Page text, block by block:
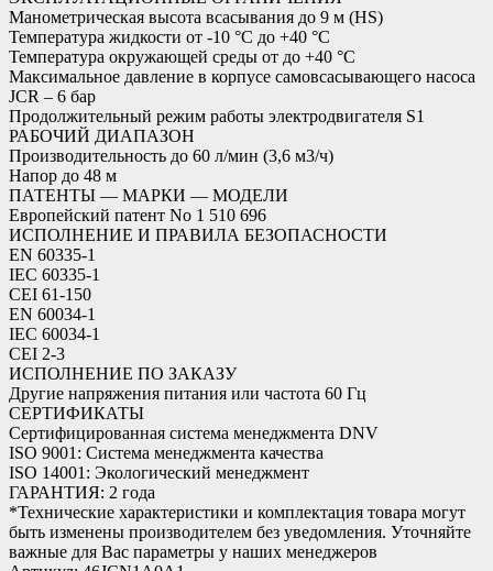
Манометрическая высота всасывания до 9 м (HS)
Температура жидкости от -10 °C до +40 °C
Температура окружающей среды от до +40 °C
Максимальное давление в корпусе самовсасывающего насоса
JCR – 6 бар
Продолжительный режим работы электродвигателя S1
РАБОЧИЙ ДИАПАЗОН
Производительность до 60 л/мин (3,6 м3/ч)
Напор до 48 м
ПАТЕНТЫ — МАРКИ — МОДЕЛИ
Европейский патент No 1 510 696
ИСПОЛНЕНИЕ И ПРАВИЛА БЕЗОПАСНОСТИ
EN 60335-1
IEC 60335-1
CEI 61-150
EN 60034-1
IEC 60034-1
CEI 2-3
ИСПОЛНЕНИЕ ПО ЗАКАЗУ
Другие напряжения питания или частота 60 Гц
СЕРТИФИКАТЫ
Сертифицированная система менеджмента DNV
ISO 9001: Система менеджмента качества
ISO 14001: Экологический менеджмент
ГАРАНТИЯ: 2 года
*Технические характеристики и комплектация товара могут
быть изменены производителем без уведомления. Уточняйте
важные для Вас параметры у наших менеджеров